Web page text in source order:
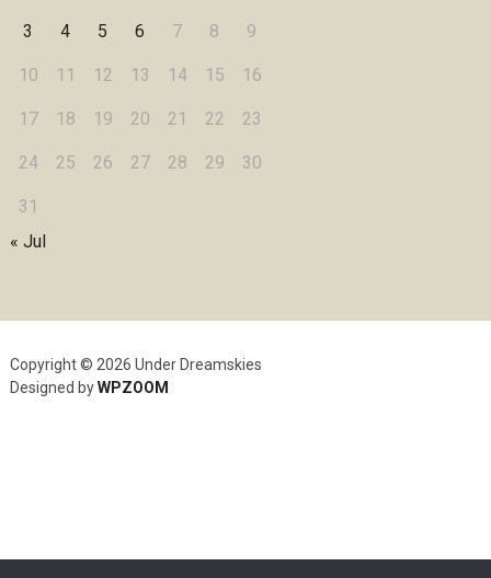
3 4 5 6 7 8 9
10 11 12 13 14 15 16
17 18 19 20 21 22 23
24 25 26 27 28 29 30
31
« Jul
Copyright © 2026 Under Dreamskies
Designed byWPZOOM